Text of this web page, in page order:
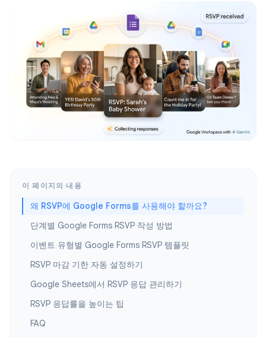
이 페이지의 내용
왜 RSVP에 Google Forms를 사용해야 할까요?
단계별 Google Forms RSVP 작성 방법
이벤트 유형별 Google Forms RSVP 템플릿
RSVP 마감 기한 자동 설정하기
Google Sheets에서 RSVP 응답 관리하기
RSVP 응답률을 높이는 팁
FAQ